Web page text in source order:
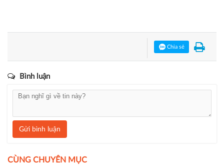
Chia sẻ
Bình luận
Gửi bình luận
CÙNG CHUYÊN MỤC